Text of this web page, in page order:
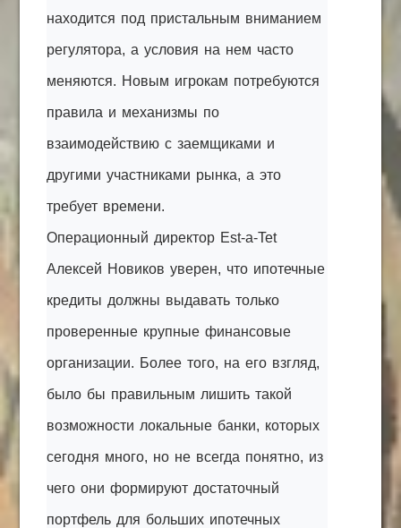
находится под пристальным вниманием
регулятора, а условия на нем часто
меняются. Новым игрокам потребуются
правила и механизмы по
взаимодействию с заемщиками и
другими участниками рынка, а это
требует времени.
Операционный директор Est-a-Tet
Алексей Новиков уверен, что ипотечные
кредиты должны выдавать только
проверенные крупные финансовые
организации. Более того, на его взгляд,
было бы правильным лишить такой
возможности локальные банки, которых
сегодня много, но не всегда понятно, из
чего они формируют достаточный
портфель для больших ипотечных